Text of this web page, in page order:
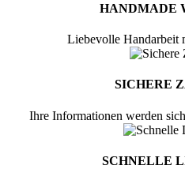
HANDMADE
Liebevolle Handarbeit
SICHERE
Ihre Informationen werden
SCHNELLE